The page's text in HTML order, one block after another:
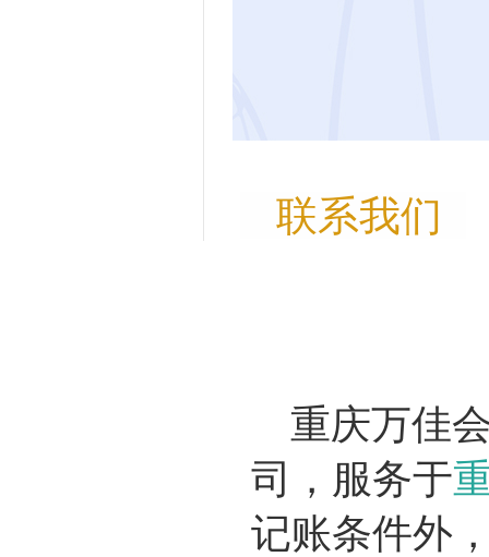
联系我们
重庆万佳
司，服务于
记账条件外